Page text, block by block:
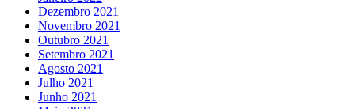
Dezembro 2021
Novembro 2021
Outubro 2021
Setembro 2021
Agosto 2021
Julho 2021
Junho 2021